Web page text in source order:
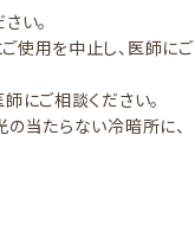
い。
使用を中止し、医師にご
にご相談ください。
当たらない冷暗所に、